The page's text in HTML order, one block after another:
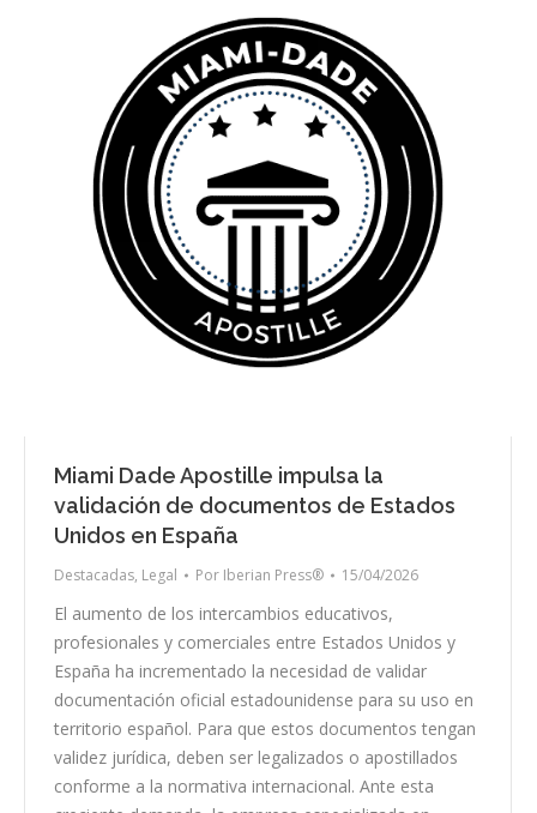
Miami Dade Apostille impulsa la
validación de documentos de Estados
Unidos en España
Destacadas, Legal Por Iberian Press® 15/04/2026
El aumento de los intercambios educativos,
profesionales y comerciales entre Estados Unidos y
España ha incrementado la necesidad de validar
documentación oficial estadounidense para su uso en
territorio español. Para que estos documentos tengan
validez jurídica, deben ser legalizados o apostillados
conforme a la normativa internacional. Ante esta